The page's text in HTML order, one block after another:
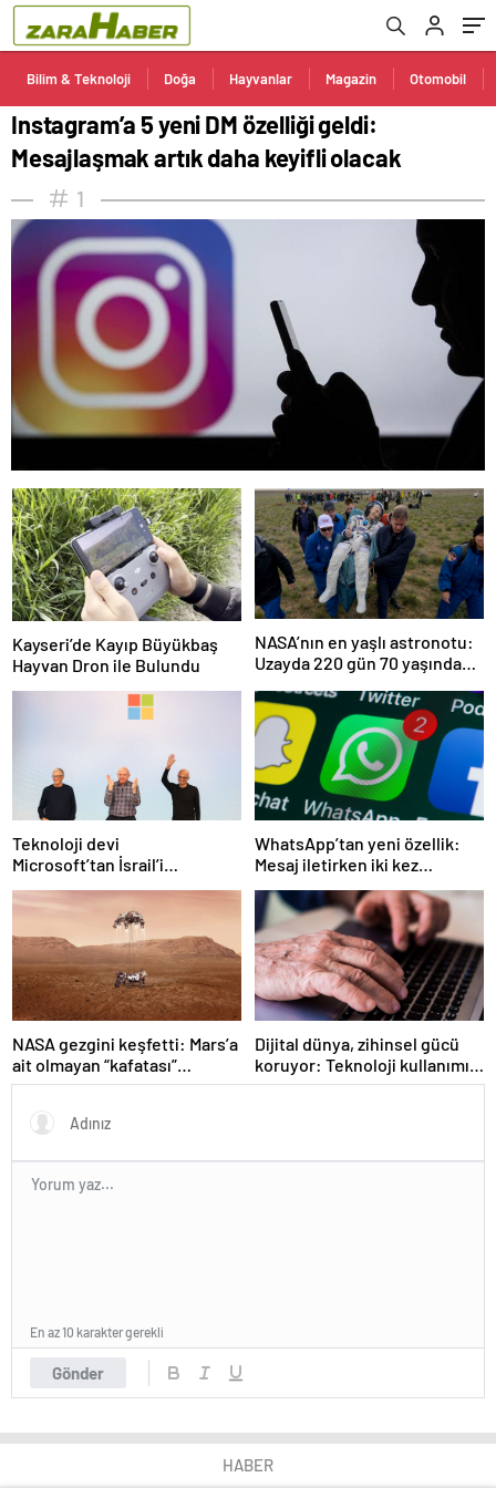
Bilim & Teknoloji Doğa Hayvanlar Magazin Otomobil
Instagram’a 5 yeni DM özelliği geldi:
Mesajlaşmak artık daha keyifli olacak
1
Kayseri’de Kayıp Büyükbaş
Hayvan Dron ile Bulundu
NASA’nın en yaşlı astronotu:
Uzayda 220 gün 70 yaşındaki
Teknoloji devi
Microsoft’tan İsrail’i
sevindirecek haber
WhatsApp’tan yeni özellik:
Mesaj iletirken iki kez
düşünün
NASA gezgini keşfetti: Mars’a
ait olmayan “kafatası”
bulundu
Dijital dünya, zihinsel gücü
koruyor: Teknoloji kullanımı
demansa kalkan olabilir
Gönder
En az 10 karakter gerekli
HABER